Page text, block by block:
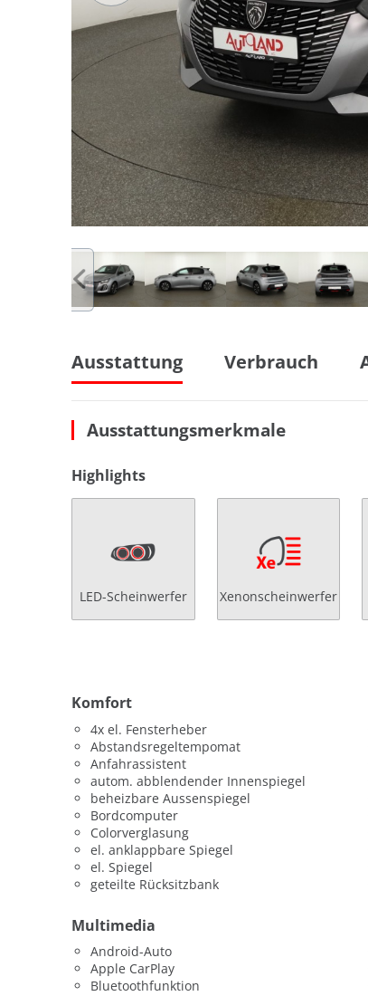
Ausstattung Verbrauch
Ausstattungsmerkmale
Highlights
LED-Scheinwerfer Xenonscheinwerfer
Komfort
4x el. Fensterheber
Abstandsregeltempomat
Anfahrassistent
autom. abblendender Innenspiegel
beheizbare Aussenspiegel
Bordcomputer
Colorverglasung
el. anklappbare Spiegel
el. Spiegel
geteilte Rücksitzbank
Multimedia
Android-Auto
Apple CarPlay
Bluetoothfunktion